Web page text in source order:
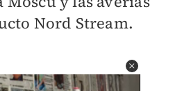
Nord Stream.